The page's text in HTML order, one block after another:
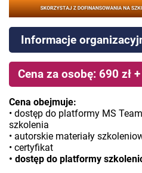
Informacje
Cena za osobę: 690 zł
Cena obejmuje:
• dostęp do platformy MS
szkolenia
• autorskie materiały
• certyfikat
• dostęp do platformy